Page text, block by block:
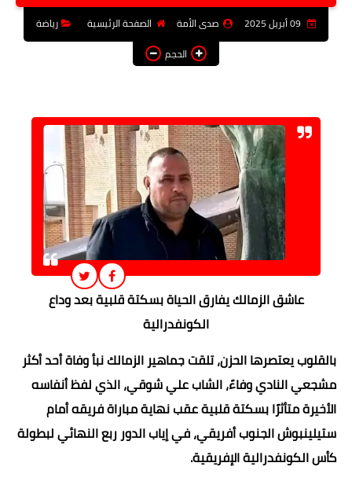
فن وثقافة
تعليم
توك شو
آراء وتحليلات
المزيد
صدى الأمة الصفحة الرئيسية
رياضة
الحجم
عاشق الزمالك يفارق الحياة بسكتة قلبية بعد وداع
الكونفدرالية
بالقلوب يعتصرها الحزن، تلقت جماهير الزمالك نبأ وفاة أحد أكثر
مشجعي النادي وفاءً، الشاب علي شوقي، الذي لفظ أنفاسه
الأخيرة متأثرًا بسكتة قلبية عقب نهاية مباراة فريقه أمام
ستيلينبوش الجنوب أفريقي، في إياب الدور ربع النهائي لبطولة
كأس الكونفدرالية الإفريقية.